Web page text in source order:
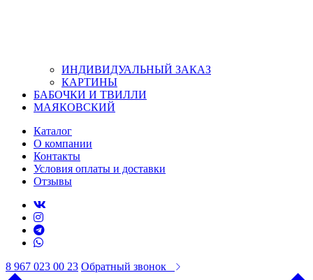
ИНДИВИДУАЛЬНЫЙ ЗАКАЗ
КАРТИНЫ
БАБОЧКИ И ТВИЛЛИ
МАЯКОВСКИЙ
Каталог
О компании
Контакты
Условия оплаты и доставки
Отзывы
8 967 023 00 23 Обратный звонок